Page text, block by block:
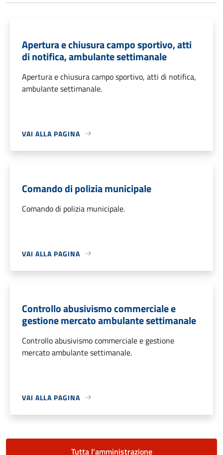
Apertura e chiusura campo sportivo, atti
di notifica, ambulante settimanale
Apertura e chiusura campo sportivo, atti di notifica,
ambulante settimanale.
VAI ALLA PAGINA
Comando di polizia municipale
Comando di polizia municipale.
VAI ALLA PAGINA
Controllo abusivismo commerciale e
gestione mercato ambulante settimanale
Controllo abusivismo commerciale e gestione
mercato ambulante settimanale.
VAI ALLA PAGINA
Tutta l'amministrazione